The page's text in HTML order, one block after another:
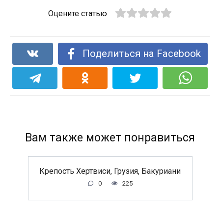
Оцените статью
Поделиться на Facebook
Вам также может понравиться
Крепость Хертвиси, Грузия, Бакуриани
0 225